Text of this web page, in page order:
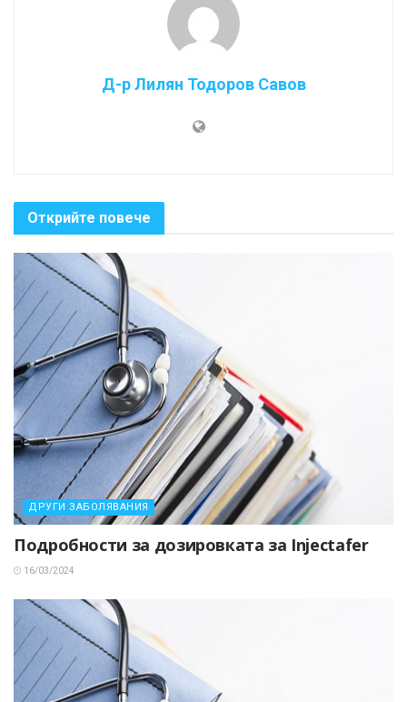
Д-р Лилян Тодоров Савов
Открийте повече
ДРУГИ ЗАБОЛЯВАНИЯ
Подробности за дозировката за Injectafer
16/03/2024